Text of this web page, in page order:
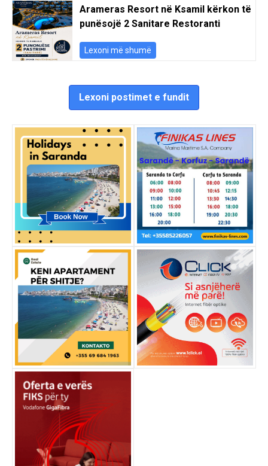
Arameras Resort në Ksamil kërkon të
punësojë 2 Sanitare Restoranti
Lexoni më shumë
Lexoni postimet e fundit